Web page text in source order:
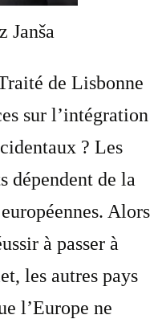
Janša
de Lisbonne
sur l’intégration
? Les
dépendent de la
Alors
à passer à
les autres pays
l’Europe ne